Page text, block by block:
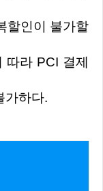
할인이 불가할
따라 PCI 결제
가하다.